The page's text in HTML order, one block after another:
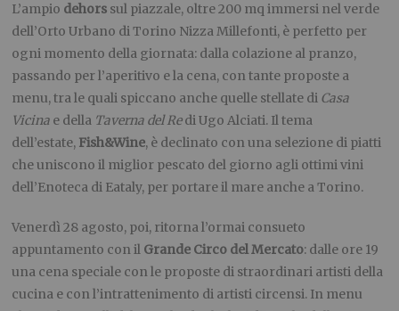
L’ampio dehors sul piazzale, oltre 200 mq immersi nel verde
dell’Orto Urbano di Torino Nizza Millefonti, è perfetto per
ogni momento della giornata: dalla colazione al pranzo,
passando per l’aperitivo e la cena, con tante proposte a
menu, tra le quali spiccano anche quelle stellate di Casa
Vicina e della Taverna del Redi Ugo Alciati. Il tema
dell’estate, Fish&Wine, è declinato con una selezione di piatti
che uniscono il miglior pescato del giorno agli ottimi vini
dell’Enoteca di Eataly, per portare il mare anche a Torino.
Venerdì 28 agosto, poi, ritorna l’ormai consueto
appuntamento con il Grande Circo del Mercato: dalle ore 19
una cena speciale con le proposte di straordinari artisti della
cucina e con l’intrattenimento di artisti circensi. In menu